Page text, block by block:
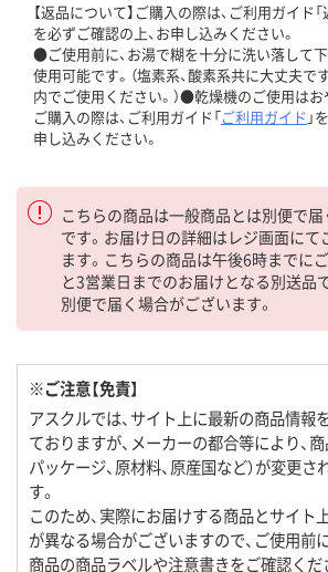
【返品について】ご購入の際は、ご利用ガイド「
を必ずご確認の上、お申し込みください。
●ご使用前に、お湯で糊を十分に洗い落して
使用可能です。（塩素系、酸素系共に大丈夫で
内でご使用ください。）●乾燥機のご使用はお
ご購入の際は、ご利用ガイド「ご利用ガイド 」
申し込みください。
こちらの商品は一般商品とは別便で
です。お届け日の詳細はレジ画面にて
ます。こちらの商品は午後6時までに
と3営業日までのお届けとなる別送品
別便で届く場合がございます。
※ご注意【免責】
アスクルでは、サイト上に最新の商品情報
ておりますが、メーカーの都合等により、商
パッケージ、原材料、原産国など）が変更
す。
このため、実際にお届けする商品とサイト
が異なる場合がございますので、ご使用前
商品の商品ラベルや注意書きをご確認くだ